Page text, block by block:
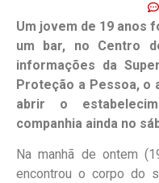
Um jovem de 19 anos
um bar, no Centro
informações da
Proteção a Pessoa, o
abrir o
companhia ainda no
Na manhã de ontem
encontrou o corpo do